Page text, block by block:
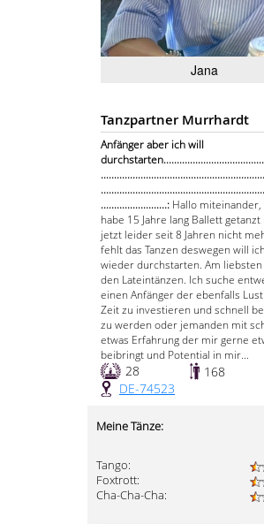
Jana
Tanzpartner Murrhardt
Anfänger aber ich will
.........................: Hallo miteinander,
habe 15 Jahre lang Ballett getanzt
jetzt leider seit 8 Jahren nicht
fehlt das Tanzen deswegen will ich
wieder durchstarten. Am
den Lateintänzen. Ich suche
einen Anfänger der ebenfalls
Zeit zu investieren und schnell
zu werden oder jemanden mit
etwas Erfahrung der mir gerne
beibringt und Potential in mir...
28
168
DE-74523
Meine Tänze:
Tango:
Foxtrott:
Cha-Cha-Cha: